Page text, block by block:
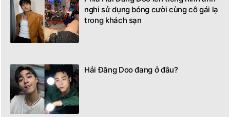
nghi sử dụng bóng cười cùng cô gái lạ
trong khách sạn
Hải Đăng Doo đang ở đâu?